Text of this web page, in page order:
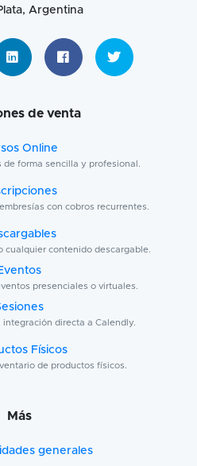
Argentina
de venta
Online
forma sencilla y profesional.
con cobros recurrentes.
cualquier contenido descargable.
presenciales o virtuales.
integración directa a Calendly.
Físicos
de productos físicos.
Más
generales